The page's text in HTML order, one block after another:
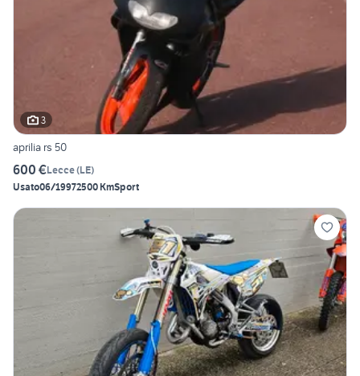
3
aprilia rs 50
600 €Lecce(LE)
Usato06/19972500 KmSport